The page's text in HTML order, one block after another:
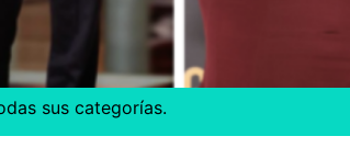
sus categorías.